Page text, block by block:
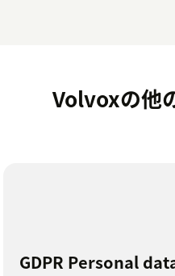
Volvoxの他
GDPR Personal